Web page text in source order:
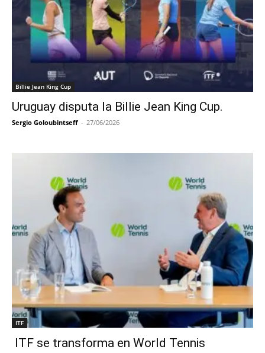
Billie Jean King Cup
Uruguay disputa la Billie Jean King Cup.
Sergio Goloubintseff - 27/06/2026
ITF
ITF se transforma en World Tennis